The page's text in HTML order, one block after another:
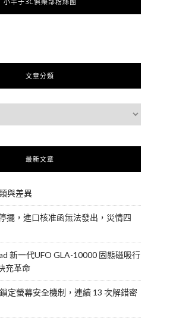
文章分類
最新文章
與差異
擺，進口核准函無法發出，災情四
新一代UFO GLA-10000 固態磁吸行
充革命
定螢幕安全機制，連續 13 次解錯密